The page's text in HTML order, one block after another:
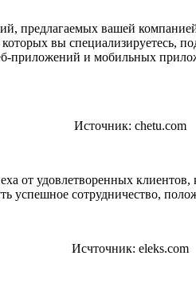
предлагаемых вашей
вы специализируетесь,
приложений и мобильных
Источник: chetu.com
от удовлетворенных
успешное сотрудничество,
Исчточник: eleks.com